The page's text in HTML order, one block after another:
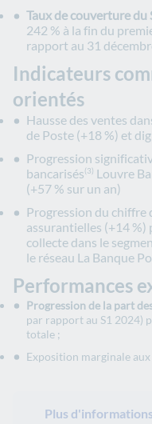
Taux de couverture du
242 % à la fin du
rapport au 31
Indicateurs
orientés
Hausse des ventes
de Poste (+18 %) et
Progression
bancarisés(3) Louvre
(+57 % sur un an)
Progression du chiffre
assurantielles (+14 %)
collecte dans le
le réseau La Banque
Performances
Progression de la part
par rapport au S1 2024)
totale ;
Exposition marginale
Plus